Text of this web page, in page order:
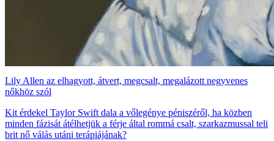
Lily Allen az elhagyott, átvert, megcsalt, megalázott negyvenes
nőkhöz szól
Kit érdekel Taylor Swift dala a vőlegénye péniszéről, ha közben
minden fázisát átélhetjük a férje által rommá csalt, szarkazmussal teli
brit nő válás utáni terápiájának?